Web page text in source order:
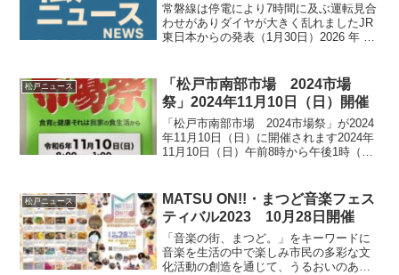
常磐線は停電により7時間に及ぶ運転見合
わせがありダイヤが大きく乱れましたJR
東日本からの発表（1月30日）2026 年 1
り、多くのお客さまにご迷惑をおか...
松戸ニュース
「松戸市南部市場 2024市場
祭」2024年11月10日（日）開催
「松戸市南部市場 2024市場祭」が2024
年11月10日（日）に開催されます2024年
11月10日（日）午前8時から午後1時（雨
士変身体験射的、スーパーボール、ヨ
ー...
松戸ニュース
MATSU ON!!・まつど音楽フェス
ティバル2023 10月28日開催
「音楽の街、まつど。」をキーワードに
音楽を生活の中で楽しみ市民の多彩な文
化活動の創造を通じて、うるおいのある